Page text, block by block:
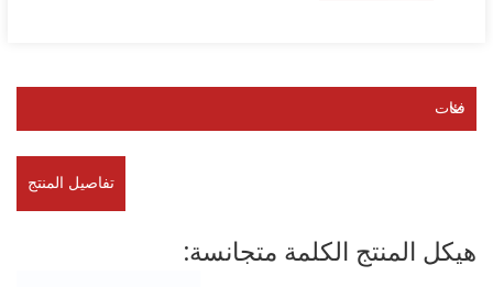
فئات
تفاصيل المنتج
هيكل المنتج الكلمة متجانسة: